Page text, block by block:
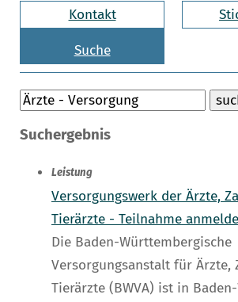
Kontakt
Suche
Suchergebnis
Leistung
Versorgungswerk der Ärzte,
Tierärzte - Teilnahme
Die Baden-Württembergische
Versorgungsanstalt für Ärzte,
Tierärzte (BWVA) ist in